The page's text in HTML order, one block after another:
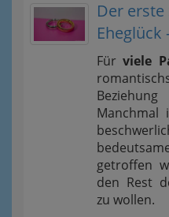
Der
Eheglück
Fürviele
getroffen
den Rest
zu wollen.